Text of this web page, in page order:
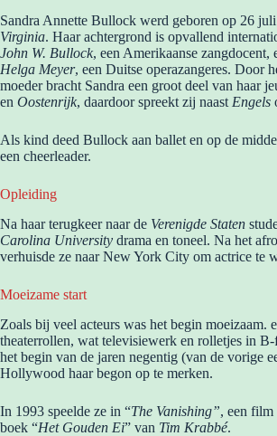
Sandra Annette Bullock werd geboren op 26
Virginia. Haar achtergrond is opvallend
John W. Bullock, een Amerikaanse zangdocent,
Helga Meyer, een Duitse operazangeres. Door
moeder bracht Sandra een groot deel van haar
en Oostenrijk, daardoor spreekt zij naast Engels
Als kind deed Bullock aan ballet en op de
een cheerleader.
Opleiding
Na haar terugkeer naar de Verenigde Staten
Carolina University drama en toneel. Na het
verhuisde ze naar New York City om actrice te
Moeizame start
Zoals bij veel acteurs was het begin moeizaam.
theaterrollen, wat televisiewerk en rolletjes in
het begin van de jaren negentig (van de vorige
Hollywood haar begon op te merken.
In 1993 speelde ze in “The Vanishing”, een film
boek “Het Gouden Ei” van Tim Krabbé.